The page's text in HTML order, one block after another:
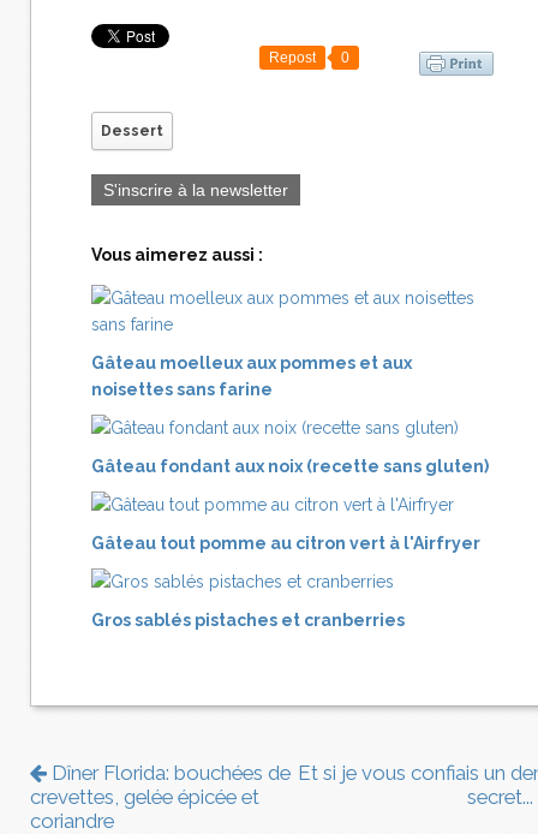
Repost 0
Dessert
S'inscrire à la newsletter
Vous aimerez aussi :
Gâteau moelleux aux pommes et aux
noisettes sans farine
Gâteau fondant aux noix (recette sans gluten)
Gâteau tout pomme au citron vert à l'Airfryer
Gros sablés pistaches et cranberries
Dîner Florida: bouchées de
crevettes, gelée épicée et
coriandre
Et si je vous confiais un
secret...